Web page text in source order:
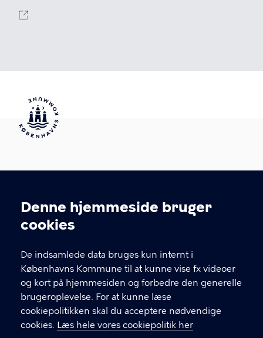
Cookieindstillinger
Denne hjemmeside bruger
cookies
De indsamlede data bruges kun internt i
Københavns Kommune til at kunne vise fx videoer
og kort på hjemmesiden og forbedre den generelle
brugeroplevelse. For at kunne læse
cookiepolitikken skal du acceptere nødvendige
cookies. Læs hele vores cookiepolitik her
Københavns Biblioteker
Krystalgade 15
Skrivopgave.dk er udgivet under Creative Commons
Navngivelse-Ikke-kommerciel-Del på samme vilkår
2.5 Danmark License.
KONTAKT